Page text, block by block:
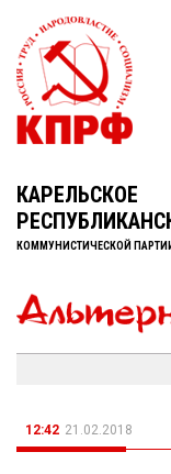
КАРЕЛЬСКОЕ
КОММУНИСТИЧЕСКОЙ
12:42 21.02.2018